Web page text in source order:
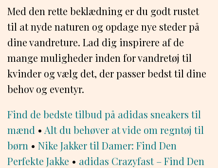
Med den rette beklædning er du godt rustet
til at nyde naturen og opdage nye steder på
dine vandreture. Lad dig inspirere af de
mange muligheder inden for vandretøj til
kvinder og vælg det, der passer bedst til dine
behov og eventyr.
Find de bedste tilbud på adidas sneakers til
mænd • Alt du behøver at vide om regntøj til
børn • Nike Jakker til Damer: Find Den
Perfekte Jakke • adidas Crazyfast – Find Den